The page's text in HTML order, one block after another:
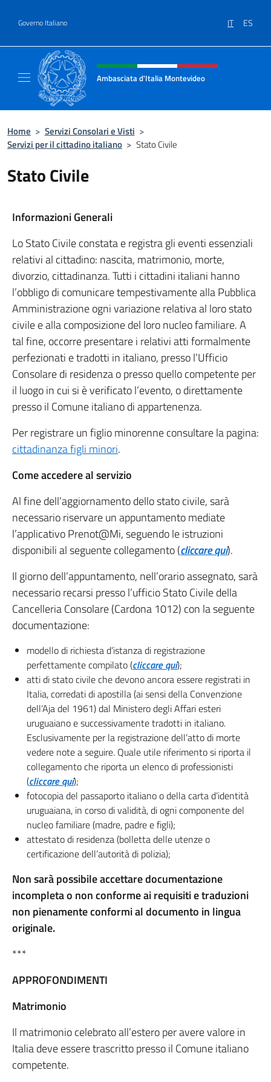
Governo Italiano IT ES
Intestazione sito, social e menù
Ambasciata d'Italia Montevideo
Home > Servizi Consolari e Visti >
Servizi per il cittadino italiano > Stato Civile
Stato Civile
Informazioni Generali
Lo Stato Civile constata e registra gli eventi essenziali
relativi al cittadino: nascita, matrimonio, morte,
divorzio, cittadinanza. Tutti i cittadini italiani hanno
l’obbligo di comunicare tempestivamente alla Pubblica
Amministrazione ogni variazione relativa al loro stato
civile e alla composizione del loro nucleo familiare. A
tal fine, occorre presentare i relativi atti formalmente
perfezionati e tradotti in italiano, presso l’Ufficio
Consolare di residenza o presso quello competente per
il luogo in cui si è verificato l’evento, o direttamente
presso il Comune italiano di appartenenza.
Per registrare un figlio minorenne consultare la pagina:
cittadinanza figli minori.
Come accedere al servizio
Al fine dell’aggiornamento dello stato civile, sarà
necessario riservare un appuntamento mediate
l’applicativo Prenot@Mi, seguendo le istruzioni
disponibili al seguente collegamento (cliccare qui).
Il giorno dell’appuntamento, nell’orario assegnato, sarà
necessario recarsi presso l’ufficio Stato Civile della
Cancelleria Consolare (Cardona 1012) con la seguente
documentazione:
modello di richiesta d’istanza di registrazione
perfettamente compilato (cliccare qui);
atti di stato civile che devono ancora essere registrati in
Italia, corredati di apostilla (ai sensi della Convenzione
dell’Aja del 1961) dal Ministero degli Affari esteri
uruguaiano e successivamente tradotti in italiano.
Esclusivamente per la registrazione dell’atto di morte
vedere note a seguire. Quale utile riferimento si riporta il
collegamento che riporta un elenco di professionisti
(cliccare qui);
fotocopia del passaporto italiano o della carta d’identità
uruguaiana, in corso di validità, di ogni componente del
nucleo familiare (madre, padre e figli);
attestato di residenza (bolletta delle utenze o
certificazione dell’autorità di polizia);
Non sarà possibile accettare documentazione
incompleta o non conforme ai requisiti e traduzioni
non pienamente conformi al documento in lingua
originale.
***
APPROFONDIMENTI
Matrimonio
Il matrimonio celebrato all’estero per avere valore in
Italia deve essere trascritto presso il Comune italiano
competente.